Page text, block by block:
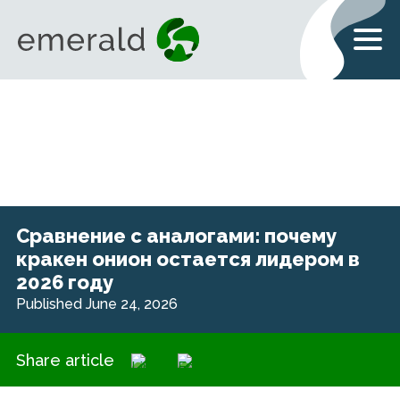
Сравнение с аналогами: почему
кракен онион остается лидером в
2026 году
Published June 24, 2026
Share article